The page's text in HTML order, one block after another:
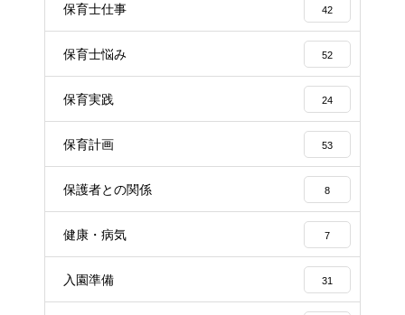
保育士仕事 42
保育士悩み 52
保育実践 24
保育計画 53
保護者との関係 8
健康・病気 7
入園準備 31